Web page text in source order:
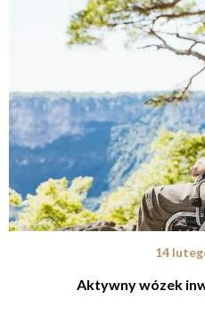
14
Aktywny wózek